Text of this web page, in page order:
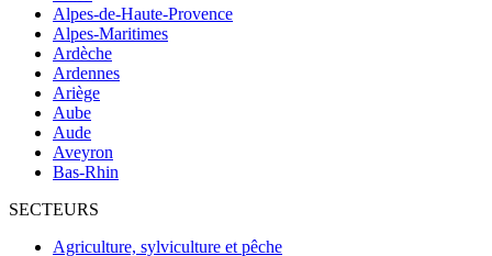
Alpes-de-Haute-Provence
Alpes-Maritimes
Ardèche
Ardennes
Ariège
Aube
Aude
Aveyron
Bas-Rhin
SECTEURS
Agriculture, sylviculture et pêche